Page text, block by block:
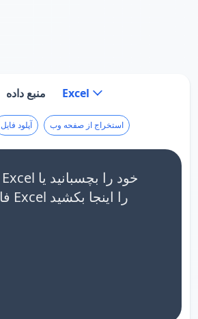
منبع داده Excel
آپلود فایل استخراج از صفحه وب
فایل‌های Excel را اینجا بکشید